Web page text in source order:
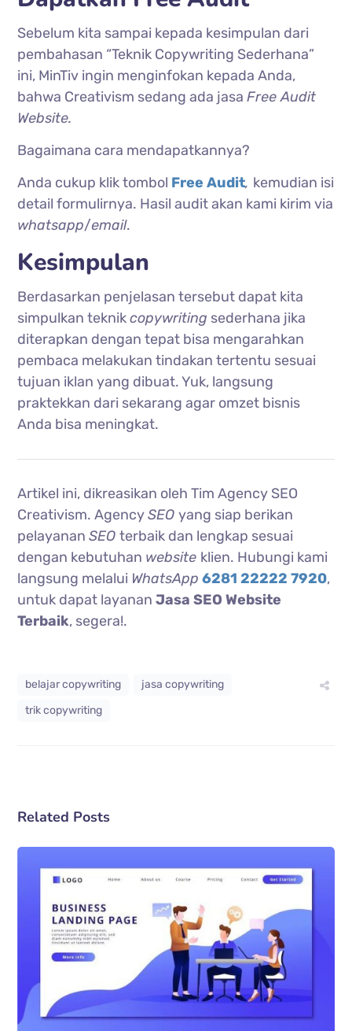
Sebelum kita sampai kepada kesimpulan dari
pembahasan “Teknik Copywriting Sederhana”
ini, MinTiv ingin menginfokan kepada Anda,
bahwa Creativism sedang ada jasaFree Audit
Website.
Bagaimana cara mendapatkannya?
Anda cukup klik tombol Free Audit, kemudian isi
detail formulirnya. Hasil audit akan kami kirim via
whatsapp/email.
Kesimpulan
Berdasarkan penjelasan tersebut dapat kita
simpulkan teknikcopywriting sederhana jika
diterapkan dengan tepat bisa mengarahkan
pembaca melakukan tindakan tertentu sesuai
tujuan iklan yang dibuat. Yuk, langsung
praktekkan dari sekarang agar omzet bisnis
Anda bisa meningkat.
Artikel ini, dikreasikan oleh Tim Agency SEO
Creativism. AgencySEOyang siap berikan
pelayananSEOterbaik dan lengkap sesuai
dengan kebutuhan website klien. Hubungi kami
langsung melalui WhatsApp 6281 22222 7920,
untuk dapat layananJasa SEO Website
Terbaik, segera!.
belajar copywriting
jasa copywriting
trik copywriting
Related Posts